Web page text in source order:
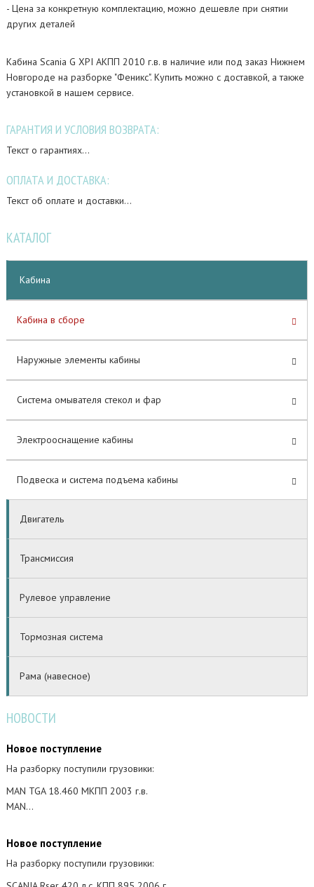
- Цена за конкретную комплектацию, можно дешевле при снятии
других деталей
Кабина Scania G XPI АКПП 2010 г.в. в наличие или под заказ Нижнем
Новгороде на разборке "Феникс". Купить можно с доставкой, а также
установкой в нашем сервисе.
ГАРАНТИЯ И УСЛОВИЯ ВОЗВРАТА:
Текст о гарантиях...
ОПЛАТА И ДОСТАВКА:
Текст об оплате и доставки...
КАТАЛОГ
Кабина
Кабина в сборе
Наружные элементы кабины
Система омывателя стекол и фар
Электрооснащение кабины
Подвеска и система подъема кабины
Двигатель
Трансмиссия
Рулевое управление
Тормозная система
Рама (навесное)
НОВОСТИ
Новое поступление
На разборку поступили грузовики:
MAN TGA 18.460 МКПП 2003 г.в.
MAN…
Новое поступление
На разборку поступили грузовики: